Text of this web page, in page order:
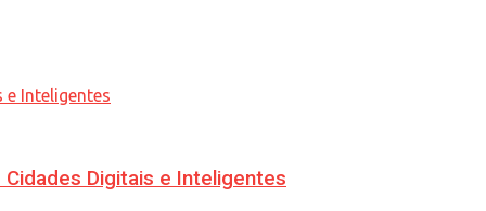
Digitais e Inteligentes